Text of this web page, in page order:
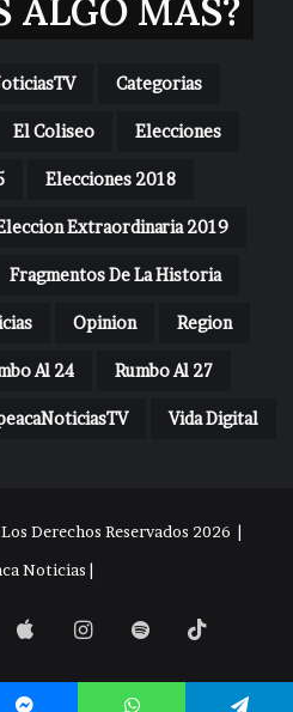
ALGO MAS?
Categorias
El Coliseo Elecciones
Elecciones 2018
Extraordinaria 2019
Fragmentos De La Historia
Opinion Region
Al 24 Rumbo Al 27
Vida Digital
Derechos Reservados 2026 |
Noticias |
AppleInstagram
Spotify